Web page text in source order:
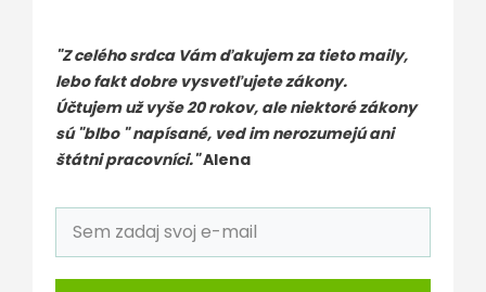
"Z celého srdca Vám ďakujem za tieto maily,
lebo fakt dobre vysvetľujete zákony.
Účtujem už vyše 20 rokov, ale niektoré zákony
sú "blbo " napísané, ved im nerozumejú ani
štátni pracovníci."Alena